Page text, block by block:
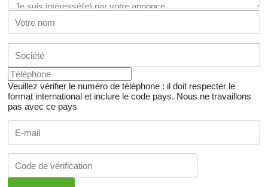
Veuillez vérifier le numéro de téléphone : il doit respecter le
format international et inclure le code pays. Nous ne travaillons
pas avec ce pays